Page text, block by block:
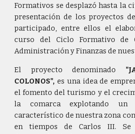
Formativos se desplazó hasta la
presentación de los proyectos
participado, entre ellos el
curso del Ciclo Formativo de
Administración y Finanzas de
El proyecto denominado
COLONOS", es una idea de
el fomento del turismo y el
la comarca explotando
característico de nuestra zona
en tiempos de Carlos III. Se